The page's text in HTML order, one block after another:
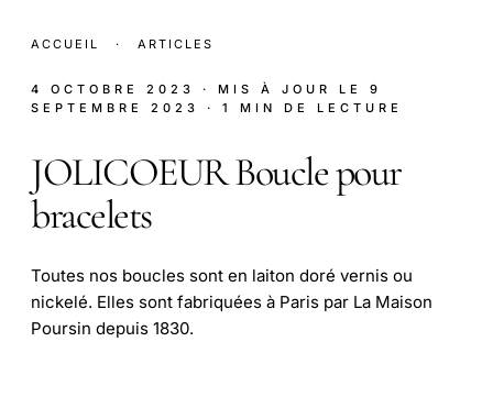
ACCUEIL · ARTICLES
4 OCTOBRE 2023 · MIS À JOUR LE 9
SEPTEMBRE 2023
· 1 MIN DE LECTURE
JOLICOEUR Boucle pour
bracelets
Toutes nos boucles sont en laiton doré vernis ou
nickelé. Elles sont fabriquées à Paris par La Maison
Poursin depuis 1830.